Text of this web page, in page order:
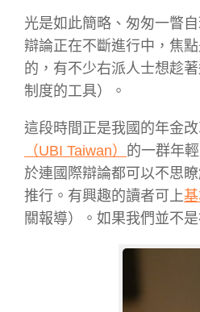
光是如此簡略、匆匆一瞥
辯論正在不斷進行中，焦
的，有不少右派人士想趁
制度的工具）。
這段時間正是我國的年金
（UBI Taiwan） 的一群年
於連國際辯論都可以不思
推行。有興趣的讀者可上
關報導）。如果我們並不